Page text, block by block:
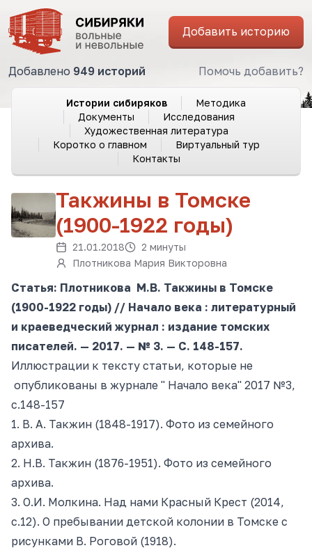
Добавить историю
Добавлено 949 историй Помочь добавить?
Истории сибиряков
Методика
Документы
Исследования
Художественная литература
Коротко о главном
Виртуальный тур
Контакты
Такжины в Томске
(1900-1922 годы)
21.01.2018
2 минуты
Плотникова Мария Викторовна
Статья: Плотникова М.В. Такжины в Томске
(1900-1922 годы) // Начало века : литературный
и краеведческий журнал : издание томских
писателей. — 2017. — № 3. — С. 148-157.
Иллюстрации к тексту статьи, которые не
опубликованы в журнале " Начало века" 2017 №3,
с.148-157
1. В. А. Такжин (1848-1917). Фото из семейного
архива.
2. Н.В. Такжин (1876-1951). Фото из семейного
архива.
3. О.И. Молкина. Над нами Красный Крест (2014,
с.12). О пребывании детской колонии в Томске с
рисунками В. Роговой (1918).